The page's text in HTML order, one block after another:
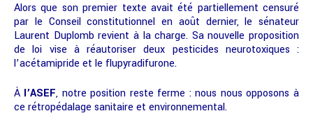
Alors que son premier texte avait été partiellement censuré
par le Conseil constitutionnel en août dernier, le sénateur
Laurent Duplomb revient à la charge. Sa nouvelle proposition
de loi vise à réautoriser deux pesticides neurotoxiques :
l’acétamipride et le flupyradifurone.
À l’ASEF, notre position reste ferme : nous nous opposons à
ce rétropédalage sanitaire et environnemental.